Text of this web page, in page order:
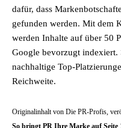
dafür, dass
gefunden werden. Mit dem
werden Inhalte auf über 50
Google bevorzugt indexiert.
nachhaltige Top-
Reichweite.
Originalinhalt von Die PR-Profis,
So bringt PR Ihre Marke auf Seite